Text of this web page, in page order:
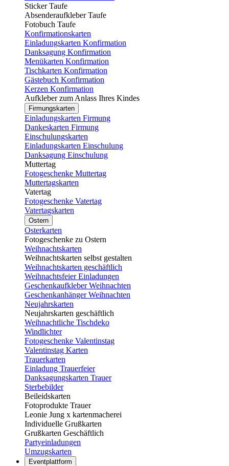
Sticker Taufe
Absenderaufkleber Taufe
Fotobuch Taufe
Konfirmationskarten
Einladungskarten Konfirmation
Danksagung Konfirmation
Menükarten Konfirmation
Tischkarten Konfirmation
Gästebuch Konfirmation
Kerzen Konfirmation
Aufkleber zum Anlass Ihres Kindes
Firmungskarten
Einladungskarten Firmung
Dankeskarten Firmung
Einschulungskarten
Einladungskarten Einschulung
Danksagung Einschulung
Muttertag
Fotogeschenke Muttertag
Muttertagskarten
Vatertag
Fotogeschenke Vatertag
Vatertagskarten
Ostern
Osterkarten
Fotogeschenke zu Ostern
Weihnachtskarten
Weihnachtskarten selbst gestalten
Weihnachtskarten geschäftlich
Weihnachtsfeier Einladungen
Geschenkaufkleber Weihnachten
Geschenkanhänger Weihnachten
Neujahrskarten
Neujahrskarten geschäftlich
Weihnachtliche Tischdeko
Windlichter
Fotogeschenke Valentinstag
Valentinstag Karten
Trauerkarten
Einladung Trauerfeier
Danksagungskarten Trauer
Sterbebilder
Beileidskarten
Fotoprodukte Trauer
Leonie Jung x kartenmacherei
Individuelle Grußkarten
Grußkarten Geschäftlich
Partyeinladungen
Umzugskarten
Eventplattform